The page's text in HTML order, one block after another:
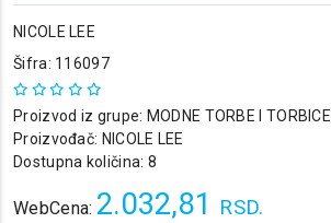
NICOLE LEE
Šifra: 116097
Proizvod iz grupe: MODNE TORBE I TORBICE
Proizvođač: NICOLE LEE
Dostupna količina: 8
WebCena: 2.032,81 RSD.